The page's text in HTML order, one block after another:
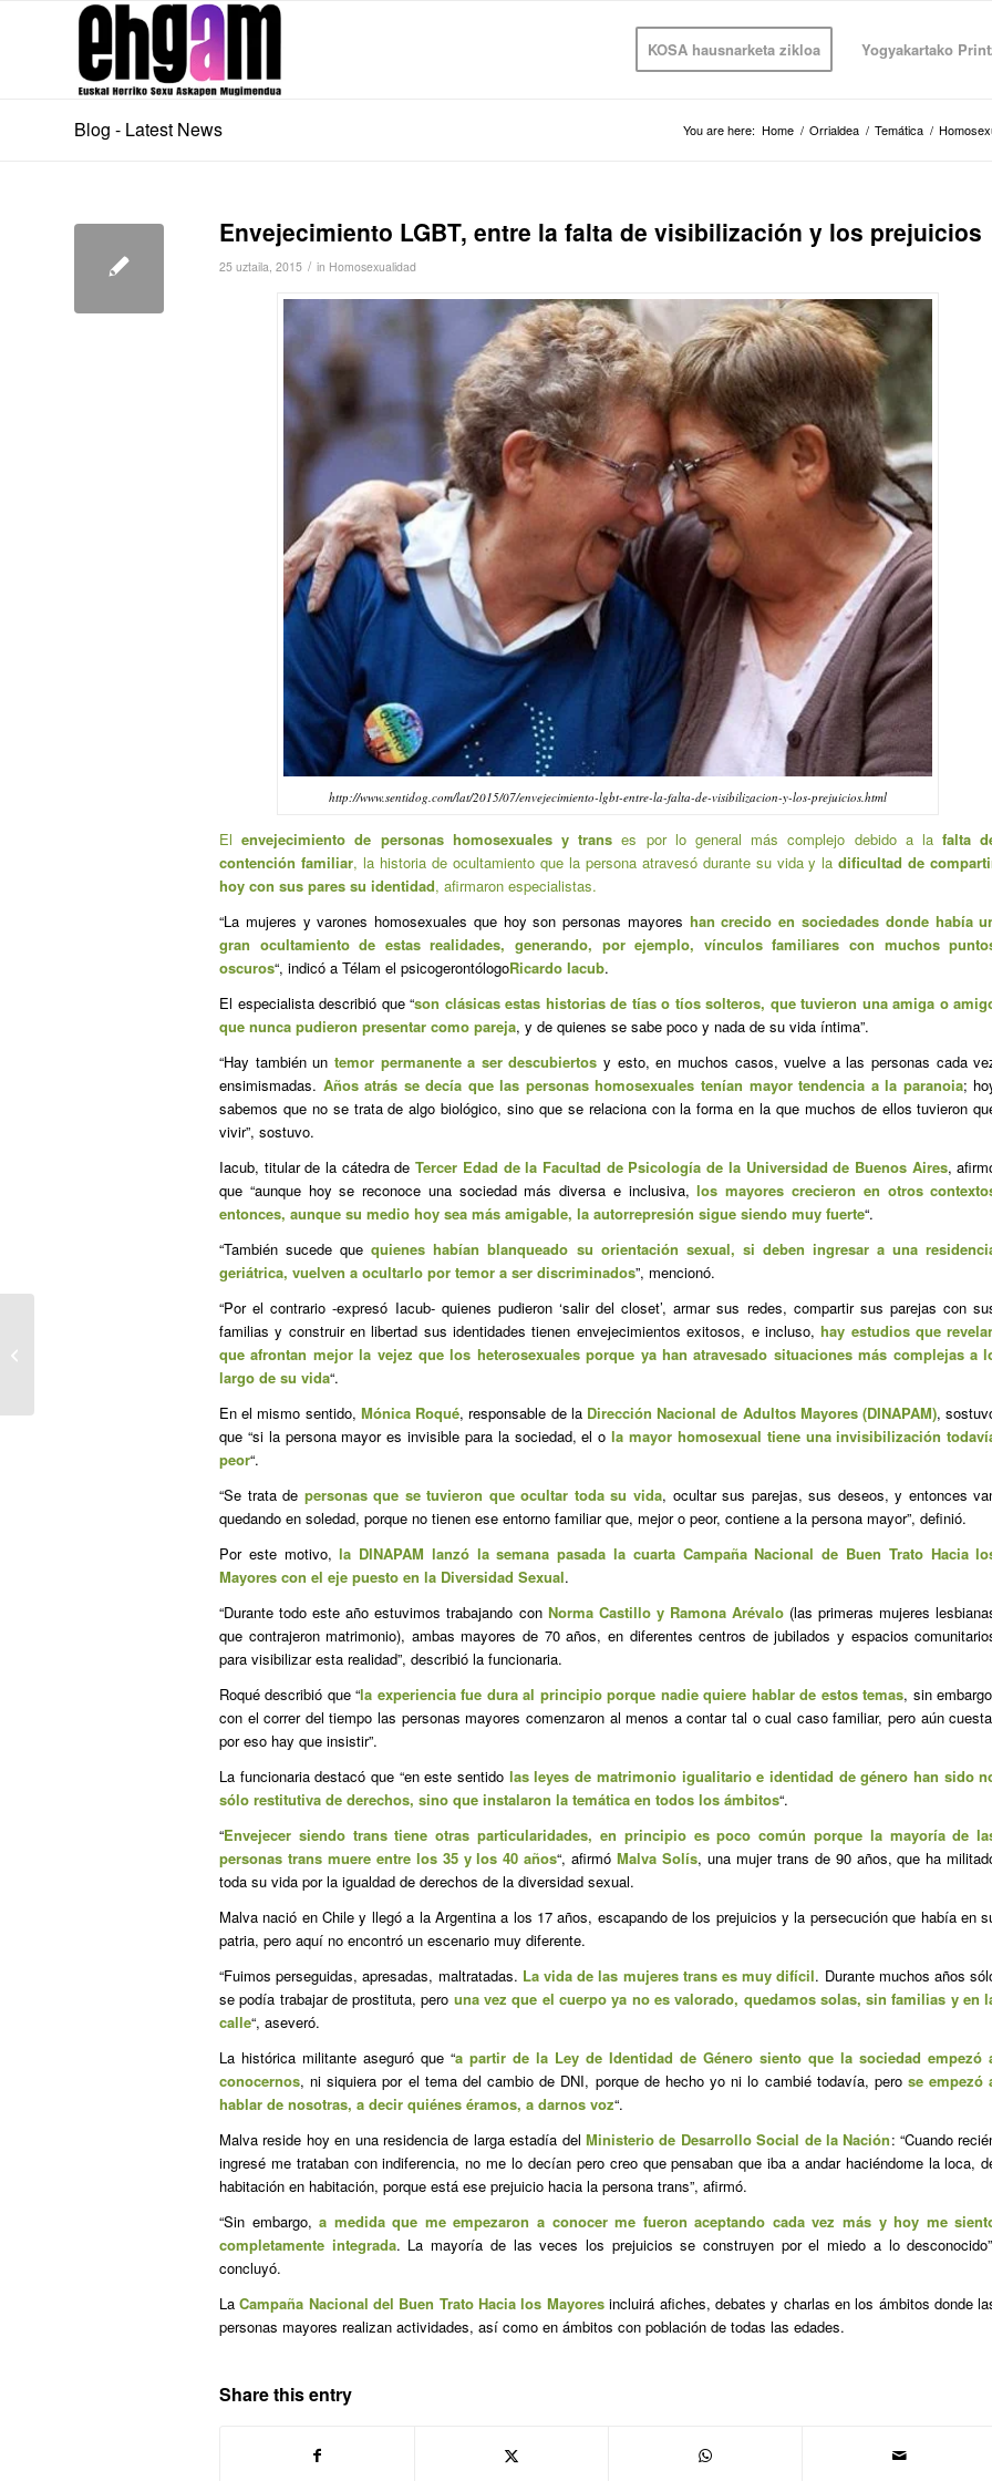
KOSA hausnarketa zikloa Yogyakartako
Blog - Latest News You are here: Home / Orrialdea / Temática /
Envejecimiento LGBT, entre la falta de visibilización y los prejuicios
25 uztaila, 2015 / in Homosexualidad
http://www.sentidog.com/lat/2015/07/envejecimiento-lgbt-entre-la-falta-de-visibilizacion-y-los-prejuicios.html
Elenvejecimiento de personas homosexuales y trans es por lo general más complejo debido a lafalta
contención familiar, la historia de ocultamiento que la persona atravesó durante su vida y ladificultad de
hoy con sus pares su identidad, afirmaron especialistas.
“La mujeres y varones homosexuales que hoy son personas mayores han crecido en sociedades donde había
gran ocultamiento de estas realidades, generando, por ejemplo, vínculos familiares con muchos
oscuros“, indicó a Télam el psicogerontólogoRicardo Iacub.
El especialista describió que “son clásicas estas historias de tías o tíos solteros, que tuvieron una amiga o
que nunca pudieron presentar como pareja, y de quienes se sabe poco y nada de su vida íntima”.
“Hay también un temor permanente a ser descubiertos y esto, en muchos casos, vuelve a las personas cada
ensimismadas. Años atrás se decía que las personas homosexuales tenían mayor tendencia a la paranoia;
sabemos que no se trata de algo biológico, sino que se relaciona con la forma en la que muchos de ellos tuvieron
vivir”, sostuvo.
Iacub, titular de la cátedra deTercer Edad de la Facultad de Psicología de la Universidad de Buenos Aires,
que “aunque hoy se reconoce una sociedad más diversa e inclusiva,los mayores crecieron en otros
entonces, aunque su medio hoy sea más amigable, la autorrepresión sigue siendo muy fuerte“.
“También sucede quequienes habían blanqueado su orientación sexual, si deben ingresar a una
geriátrica, vuelven a ocultarlo por temor a ser discriminados”, mencionó.
“Por el contrario -expresó Iacub- quienes pudieron ‘salir del closet’, armar sus redes, compartir sus parejas con
familias y construir en libertad sus identidades tienen envejecimientos exitosos, e incluso,hay estudios que
que afrontan mejor la vejez que los heterosexuales porque ya han atravesado situaciones más complejas a
largo de su vida“.
En el mismo sentido, Mónica Roqué, responsable de la Dirección Nacional de Adultos Mayores (DINAPAM),
que “si la persona mayor es invisible para la sociedad, el ola mayor homosexual tiene una invisibilización
peor“.
“Se trata de personas que se tuvieron que ocultar toda su vida, ocultar sus parejas, sus deseos, y entonces
quedando en soledad, porque no tienen ese entorno familiar que, mejor o peor, contiene a la persona mayor”, definió.
Por este motivo, la DINAPAM lanzó la semana pasada la cuarta Campaña Nacional de Buen Trato Hacia
Mayores con el eje puesto en la Diversidad Sexual.
“Durante todo este año estuvimos trabajando con Norma Castillo y Ramona Arévalo(las primeras mujeres
que contrajeron matrimonio), ambas mayores de 70 años, en diferentes centros de jubilados y espacios
para visibilizar esta realidad”, describió la funcionaria.
Roqué describió que “la experiencia fue dura al principio porque nadie quiere hablar de estos temas, sin
con el correr del tiempo las personas mayores comenzaron al menos a contar tal o cual caso familiar, pero aún
por eso hay que insistir”.
La funcionaria destacó que “en este sentido las leyes de matrimonio igualitario e identidad de género han sido
sólo restitutiva de derechos, sino que instalaron la temática en todos los ámbitos“.
“Envejecer siendo trans tiene otras particularidades, en principio es poco común porque la mayoría de
personas trans muere entre los 35 y los 40 años“, afirmóMalva Solís, una mujer trans de 90 años, que ha
toda su vida por la igualdad de derechos de la diversidad sexual.
Malva nació en Chile y llegó a la Argentina a los 17 años, escapando de los prejuicios y la persecución que había en
patria, pero aquí no encontró un escenario muy diferente.
“Fuimos perseguidas, apresadas, maltratadas. La vida de las mujeres trans es muy difícil. Durante muchos años
se podía trabajar de prostituta, pero una vez que el cuerpo ya no es valorado, quedamos solas, sin familias y en
calle“, aseveró.
La histórica militante aseguró que “a partir de la Ley de Identidad de Género siento que la sociedad empezó
conocernos, ni siquiera por el tema del cambio de DNI, porque de hecho yo ni lo cambié todavía, pero se empezó
hablar de nosotras, a decir quiénes éramos, a darnos voz“.
Malva reside hoy en una residencia de larga estadía delMinisterio de Desarrollo Social de la Nación: “Cuando
ingresé me trataban con indiferencia, no me lo decían pero creo que pensaban que iba a andar haciéndome la loca,
habitación en habitación, porque está ese prejuicio hacia la persona trans”, afirmó.
“Sin embargo,a medida que me empezaron a conocer me fueron aceptando cada vez más y hoy me
completamente integrada. La mayoría de las veces los prejuicios se construyen por el miedo a lo
concluyó.
LaCampaña Nacional del Buen Trato Hacia los Mayoresincluirá afiches, debates y charlas en los ámbitos donde
personas mayores realizan actividades, así como en ámbitos con población de todas las edades.
Share this entry
Un montaje ‘lésbico’ con Merkel